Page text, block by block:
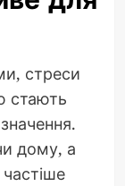
стреси
стають
дому, а